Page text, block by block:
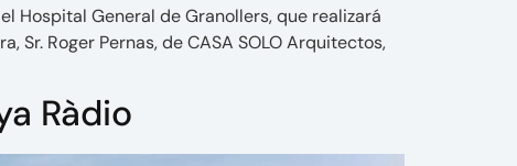
Hospital General de Granollers, que realizará
Sr. Roger Pernas, de CASA SOLO Arquitectos,
Ràdio